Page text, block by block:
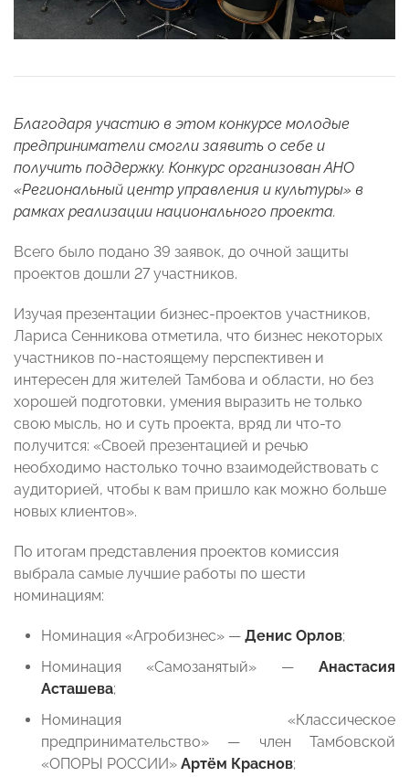
Благодаря участию в этом конкурсе молодые
предприниматели смогли заявить о себе и
получить поддержку. Конкурс организован АНО
«Региональный центр управления и культуры» в
рамках реализации национального проекта.
Всего было подано 39 заявок, до очной защиты
проектов дошли 27 участников.
Изучая презентации бизнес-проектов участников,
Лариса Сенникова отметила, что бизнес некоторых
участников по-настоящему перспективен и
интересен для жителей Тамбова и области, но без
хорошей подготовки, умения выразить не только
свою мысль, но и суть проекта, вряд ли что-то
получится: «Своей презентацией и речью
необходимо настолько точно взаимодействовать с
аудиторией, чтобы к вам пришло как можно больше
новых клиентов».
По итогам представления проектов комиссия
выбрала самые лучшие работы по шести
номинациям:
Номинация «Агробизнес» — Денис Орлов;
Номинация «Самозанятый» — Анастасия
Асташева;
Номинация «Классическое
предпринимательство» — член Тамбовской
«ОПОРЫ РОССИИ» Артём Краснов;